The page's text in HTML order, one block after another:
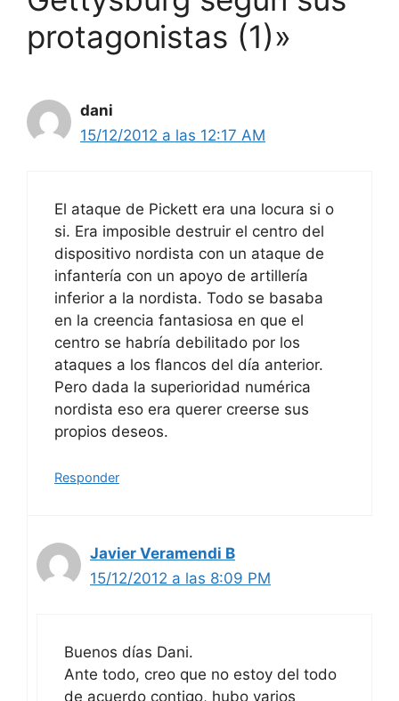
protagonistas (1)»
dani
15/12/2012 a las 12:17 AM
El ataque de Pickett era una locura si o
si. Era imposible destruir el centro del
dispositivo nordista con un ataque de
infantería con un apoyo de artillería
inferior a la nordista. Todo se basaba
en la creencia fantasiosa en que el
centro se habría debilitado por los
ataques a los flancos del día anterior.
Pero dada la superioridad numérica
nordista eso era querer creerse sus
propios deseos.
Responder
Javier Veramendi B
15/12/2012 a las 8:09 PM
Buenos días Dani.
Ante todo, creo que no estoy del todo
de acuerdo contigo, hubo varios